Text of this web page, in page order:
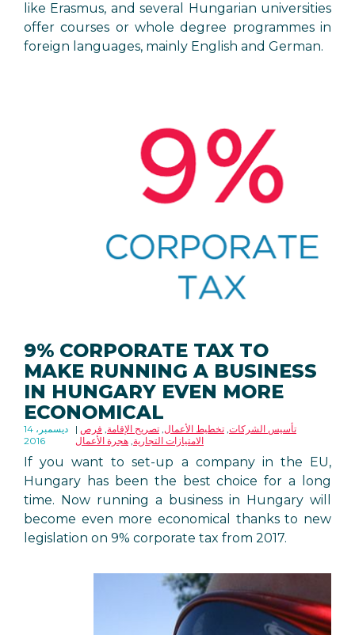
like Erasmus, and several Hungarian universities
offer courses or whole degree programmes in
foreign languages, mainly English and German.
9% CORPORATE TAX TO
MAKE RUNNING A BUSINESS
IN HUNGARY EVEN MORE
ECONOMICAL
14 ديسمبر،
2016
تأسيس الشركات,تخطيط الأعمال,تصريح الإقامة, فرص
الامتيازات التجارية,هجرة الأعمال
If you want to set-up a company in the EU,
Hungary has been the best choice for a long
time. Now running a business in Hungary will
become even more economical thanks to new
legislation on 9% corporate tax from 2017.